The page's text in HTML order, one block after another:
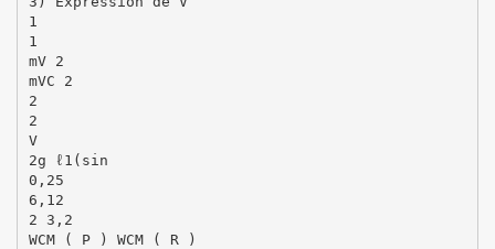
1
1
mV 2
mVC 2
2
2
V
2g ℓ1(sin
0,25
6,12
2 3,2
WCM ( P ) WCM ( R )